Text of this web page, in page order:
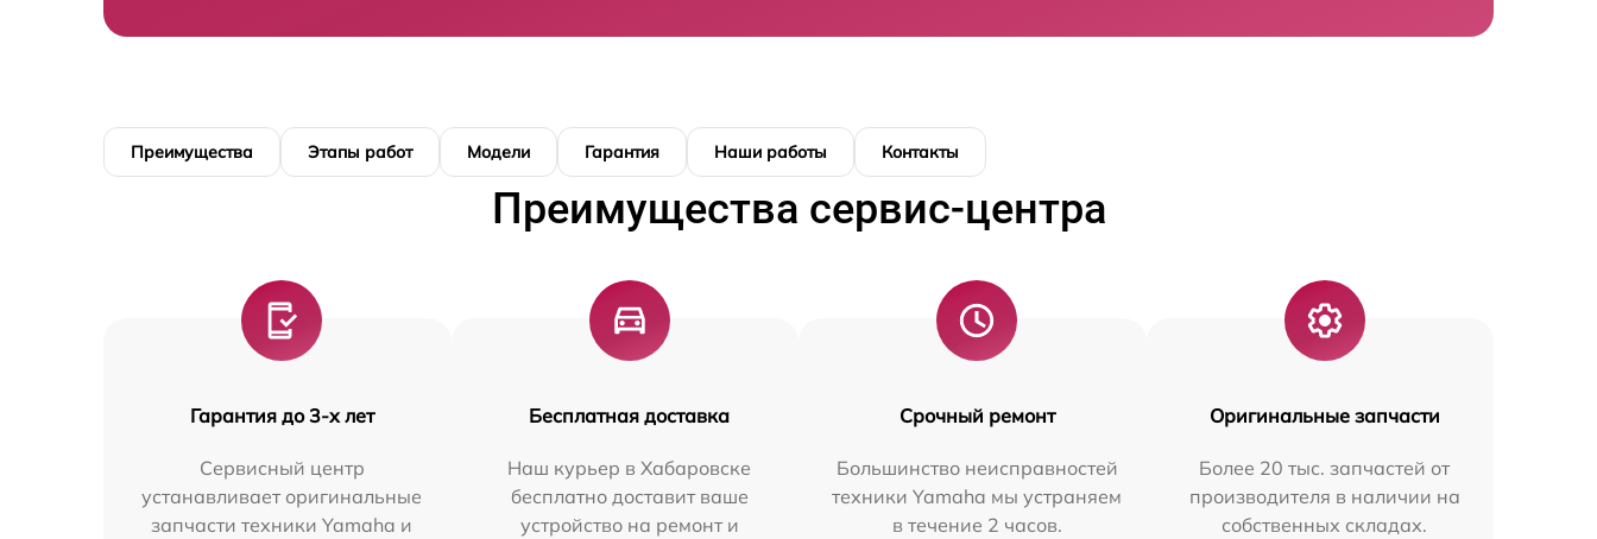
Преимущества Этапы работ Модели Гарантия Наши работы Контакты
Преимущества сервис-центра
Гарантия до 3-х лет
Сервисный центр
устанавливает оригинальные
запчасти техники Yamaha и
Бесплатная доставка
Наш курьер в Хабаровске
бесплатно доставит ваше
устройство на ремонт и
Срочный ремонт
Большинство неисправностей
техники Yamaha мы устраняем
в течение 2 часов.
Оригинальные запчасти
Более 20 тыс. запчастей от
производителя в наличии на
собственных складах.